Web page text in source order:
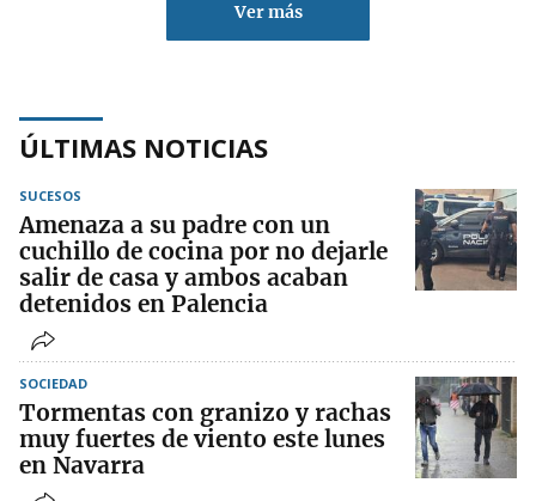
Ver más
ÚLTIMAS NOTICIAS
SUCESOS
Amenaza a su padre con un
cuchillo de cocina por no dejarle
salir de casa y ambos acaban
detenidos en Palencia
SOCIEDAD
Tormentas con granizo y rachas
muy fuertes de viento este lunes
en Navarra